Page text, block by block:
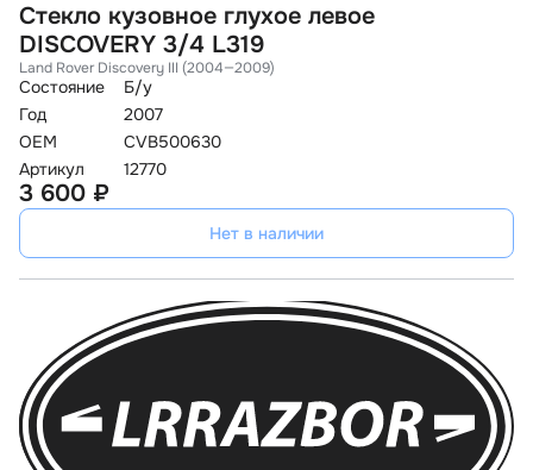
Стекло кузовное глухое левое
DISCOVERY 3/4 L319
Land Rover Discovery III (2004—2009)
Состояние
Б/у
Год
2007
OEM
CVB500630
Артикул
12770
3 600 ₽
Нет в наличии